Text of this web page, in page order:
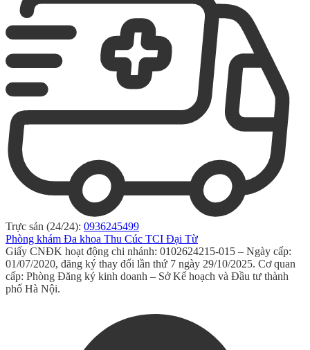
Trực sản (24/24): 0936245499
Phòng khám Đa khoa Thu Cúc TCI Đại Từ
Giấy CNĐK hoạt động chi nhánh: 0102624215-015 – Ngày cấp:
01/07/2020, đăng ký thay đổi lần thứ 7 ngày 29/10/2025. Cơ quan
cấp: Phòng Đăng ký kinh doanh – Sở Kế hoạch và Đầu tư thành
phố Hà Nội.